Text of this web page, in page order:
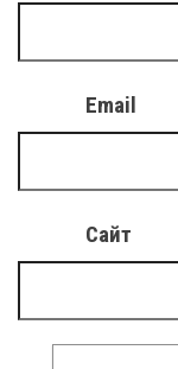
Email
Сайт